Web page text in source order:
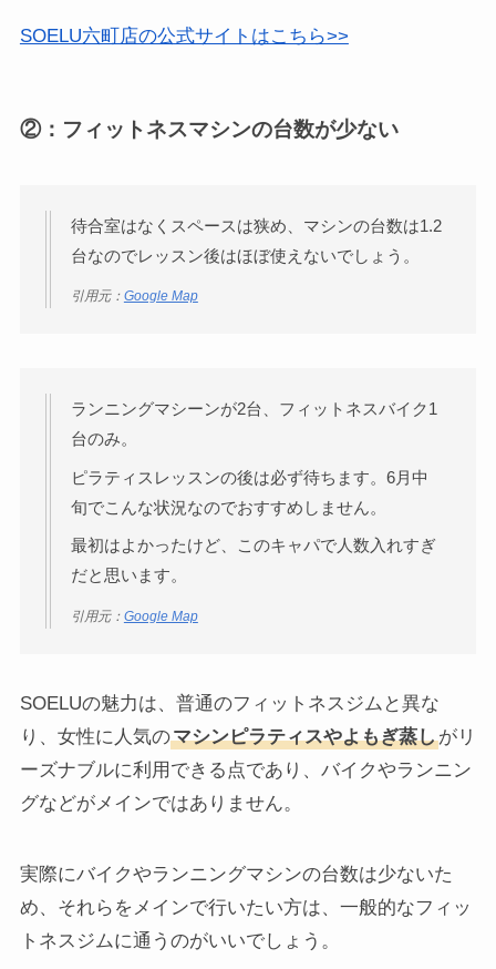
SOELU六町店の公式サイトはこちら>>
②：フィットネスマシンの台数が少ない
待合室はなくスペースは狭め、マシンの台数は1.2
台なのでレッスン後はほぼ使えないでしょう。
引用元： Google Map
ランニングマシーンが2台、フィットネスバイク1
台のみ。
ピラティスレッスンの後は必ず待ちます。6月中
旬でこんな状況なのでおすすめしません。
最初はよかったけど、このキャパで人数入れすぎ
だと思います。
引用元： Google Map
SOELUの魅力は、普通のフィットネスジムと異な
り、女性に人気のマシンピラティスやよもぎ蒸しがリ
ーズナブルに利用できる点であり、バイクやランニン
グなどがメインではありません。
実際にバイクやランニングマシンの台数は少ないた
め、それらをメインで行いたい方は、一般的なフィッ
トネスジムに通うのがいいでしょう。